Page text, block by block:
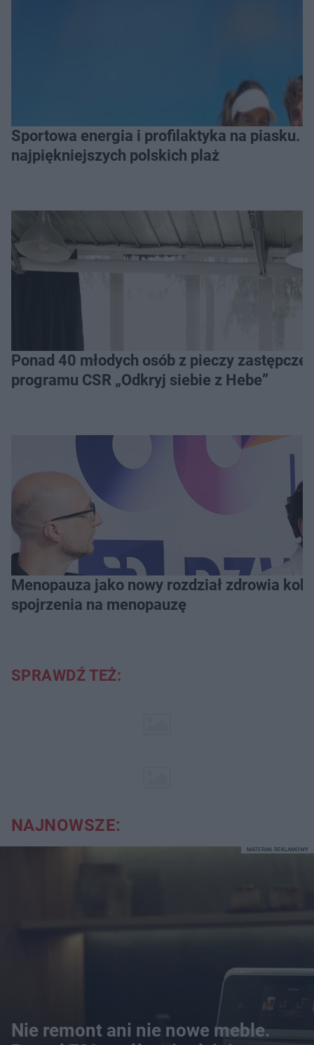
Sportowa energia i profilaktyka na piasku. Baltic Tour Medicover Sport odwiedzi 10
najpiękniejszych polskich plaż
Ponad 40 młodych osób z pieczy
programu CSR „Odkryj siebie z Hebe”
Menopauza jako nowy rozdział zdrowia
spojrzenia na menopauzę
SPRAWDŹ TEŻ:
NAJNOWSZE:
Nie remont ani nie nowe meble.
MATERIAŁ REKLAMOWY